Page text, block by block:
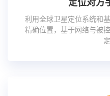
定位对方
利用全球卫星定位系统和
精确位置，基于网络与被